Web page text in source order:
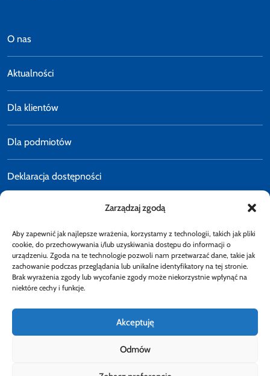
Zarządzaj zgodą
Aby zapewnić jak najlepsze wrażenia, korzystamy z technologii, takich jak pliki
cookie, do przechowywania i/lub uzyskiwania dostępu do informacji o
urządzeniu. Zgoda na te technologie pozwoli nam przetwarzać dane, takie jak
zachowanie podczas przeglądania lub unikalne identyfikatory na tej stronie.
Brak wyrażenia zgody lub wycofanie zgody może niekorzystnie wpłynąć na
niektóre cechy i funkcje.
Akceptuję
Odmów
O nas
Aktualności
Dla klientów
Dla podmiotów
Deklaracja dostępności
E-faktury
Dostępność